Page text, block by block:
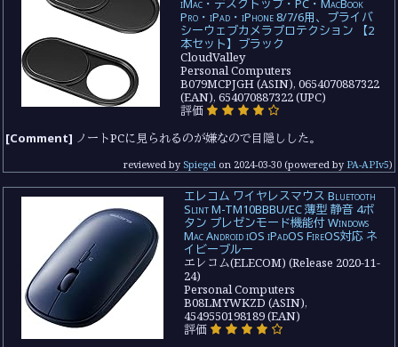
iMac・デスクトップ・PC・MacBook
Pro・iPad・iPhone 8/7/6用、プライバ
シーウェブカメラプロテクション 【2
本セット】ブラック
CloudValley
Personal Computers
B079MCPJGH (ASIN), 0654070887322
(EAN), 654070887322 (UPC)
評価
[Comment] ノートPCに見られるのが嫌なので目隠しした。
reviewed by Spiegel on 2024-03-30(powered by PA-APIv5)
エレコム ワイヤレスマウス Bluetooth
Slint M-TM10BBBU/EC 薄型 静音 4ボ
タン プレゼンモード機能付 Windows
Mac Android iOS iPadOS FireOS対応 ネ
イビーブルー
エレコム(ELECOM) (Release 2020-11-
24)
Personal Computers
B08LMYWKZD (ASIN),
4549550198189 (EAN)
評価